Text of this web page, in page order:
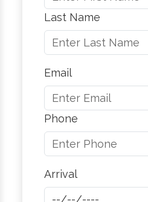
Last Name
Email
Phone
Arrival